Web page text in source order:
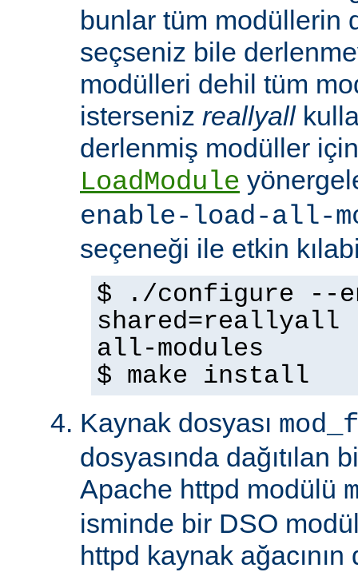
bunlar tüm modüllerin
seçseniz bile
modülleri dehil tüm
isterseniz reallyall
derlenmiş modüller
LoadModule
enable-load-all-
seçeneği ile etkin
$ ./configure --
shared=reallyall
all-modules
$ make install
Kaynak dosyası
dosyasında dağıtılan
Apache httpd modülü
isminde bir DSO
httpd kaynak ağacının